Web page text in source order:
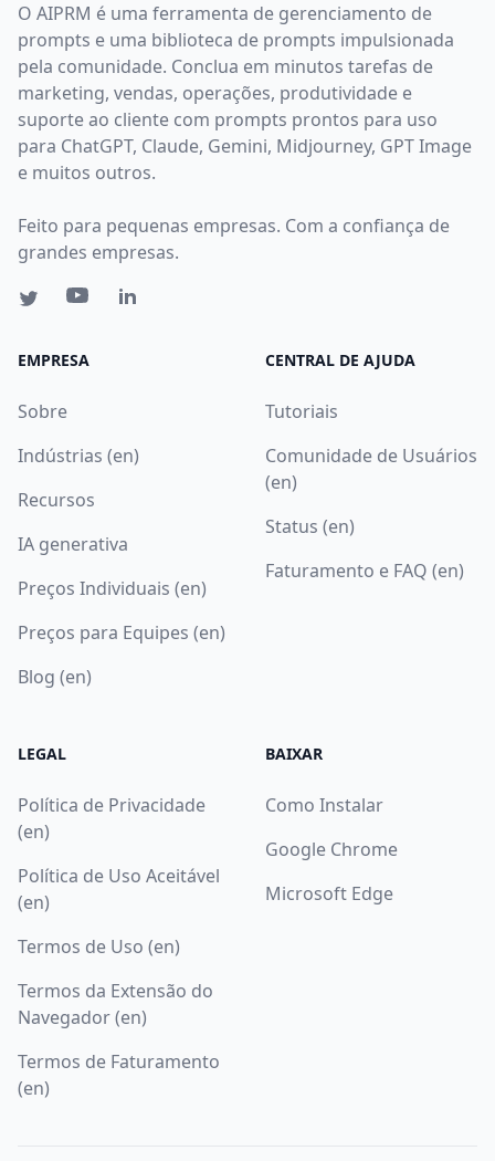
O AIPRM é uma ferramenta de gerenciamento de
prompts e uma biblioteca de prompts impulsionada
pela comunidade. Conclua em minutos tarefas de
marketing, vendas, operações, produtividade e
suporte ao cliente com prompts prontos para uso
para ChatGPT, Claude, Gemini, Midjourney, GPT Image
e muitos outros.
Feito para pequenas empresas. Com a confiança de
grandes empresas.
EMPRESA
Sobre
Indústrias (en)
Recursos
IA generativa
Preços Individuais (en)
Preços para Equipes (en)
Blog (en)
CENTRAL DE AJUDA
Tutoriais
Comunidade de Usuários
(en)
Status (en)
Faturamento e FAQ (en)
LEGAL
Política de Privacidade
(en)
Política de Uso Aceitável
(en)
Termos de Uso (en)
Termos da Extensão do
Navegador (en)
Termos de Faturamento
(en)
BAIXAR
Como Instalar
Google Chrome
Microsoft Edge